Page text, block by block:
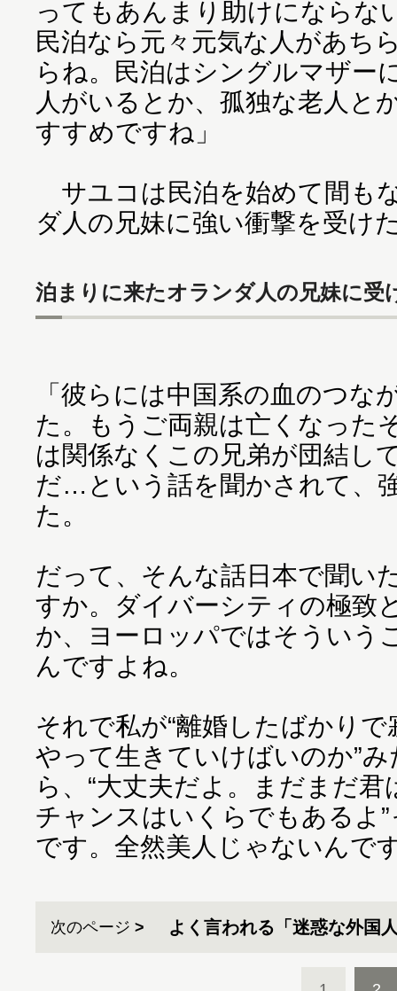
ってもあんまり助けにならな
民泊なら元々元気な人があち
らね。民泊はシングルマザー
人がいるとか、孤独な老人と
すすめですね」
サユコは民泊を始めて間も
ダ人の兄妹に強い衝撃を受け
泊まりに来たオランダ人の兄妹に受
「彼らには中国系の血のつな
た。もうご両親は亡くなった
は関係なくこの兄弟が団結し
だ…という話を聞かされて、
た。
だって、そんな話日本で聞い
すか。ダイバーシティの極致
か、ヨーロッパではそういう
んですよね。
それで私が“離婚したばかり
やって生きていけばいのか”
ら、“大丈夫だよ。まだまだ
チャンスはいくらでもあるよ
です。全然美人じゃないんで
次のページ よく言われる「迷惑な外国